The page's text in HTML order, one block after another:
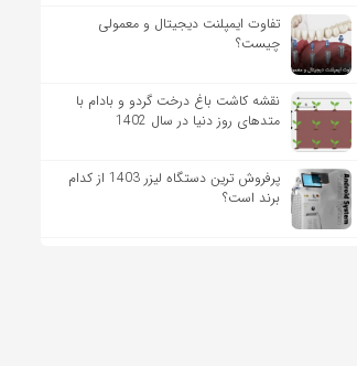
تفاوت ایمپلنت دیجیتال و معمولی
چیست؟
نقشه کاشت باغ درخت گردو و بادام با
متدهای روز دنیا در سال 1402
پرفروش ترین دستگاه لیزر 1403 از کدام
برند است؟